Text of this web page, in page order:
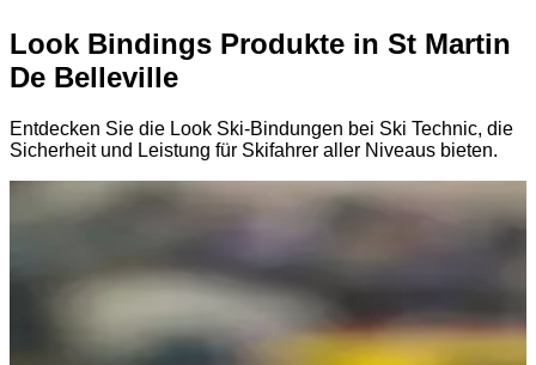
Look Bindings Produkte in St Martin
De Belleville
Entdecken Sie die Look Ski-Bindungen bei Ski Technic, die
Sicherheit und Leistung für Skifahrer aller Niveaus bieten.